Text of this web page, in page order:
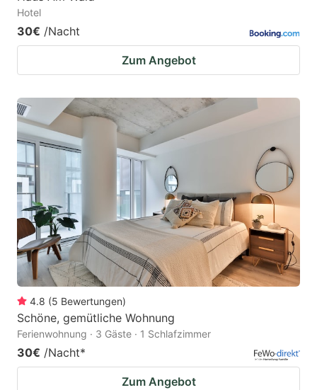
Hotel
30€ /Nacht
Zum Angebot
4.8 (5 Bewertungen)
Schöne, gemütliche Wohnung
Ferienwohnung · 3 Gäste · 1 Schlafzimmer
30€ /Nacht*
Zum Angebot